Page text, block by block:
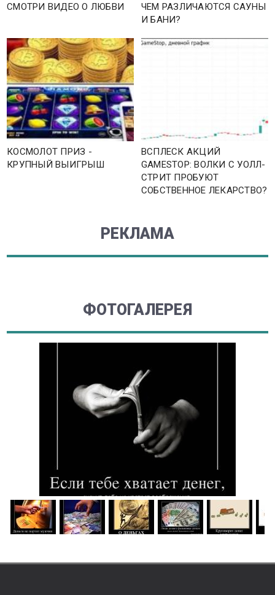
СМОТРИ ВИДЕО О ЛЮБВИ
ЧЕМ РАЗЛИЧАЮТСЯ САУНЫ
И БАНИ?
КОСМОЛОТ ПРИЗ -
КРУПНЫЙ ВЫИГРЫШ
ВСПЛЕСК АКЦИЙ
GAMESTOP: ВОЛКИ С УОЛЛ-
СТРИТ ПРОБУЮТ
СОБСТВЕННОЕ ЛЕКАРСТВО?
РЕКЛАМА
ФОТОГАЛЕРЕЯ